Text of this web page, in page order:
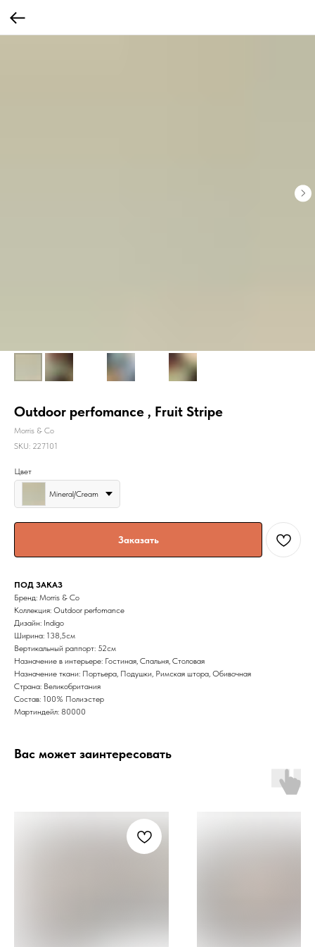
Outdoor perfomance , Fruit Stripe
Morris & Co
SKU: 227101
Цвет
Mineral/Cream
Заказать
ПОД ЗАКАЗ
Бренд: Morris & Co
Коллекция: Outdoor perfomance
Дизайн: Indigo
Ширина: 138,5cм
Вертикальный раппорт: 52см
Назначение в интерьере: Гостиная, Спальня, Столовая
Назначение ткани: Портьера, Подушки, Римская штора, Обивочная
Страна: Великобритания
Состав: 100% Полиэстер
Мартиндейл: 80000
Вас может заинтересовать